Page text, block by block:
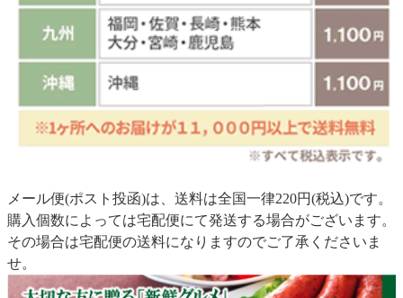
メール便(ポスト投函)は、送料は全国一律220円(税込)です。
購入個数によっては宅配便にて発送する場合がございます。
その場合は宅配便の送料になりますのでご了承くださいま
せ。